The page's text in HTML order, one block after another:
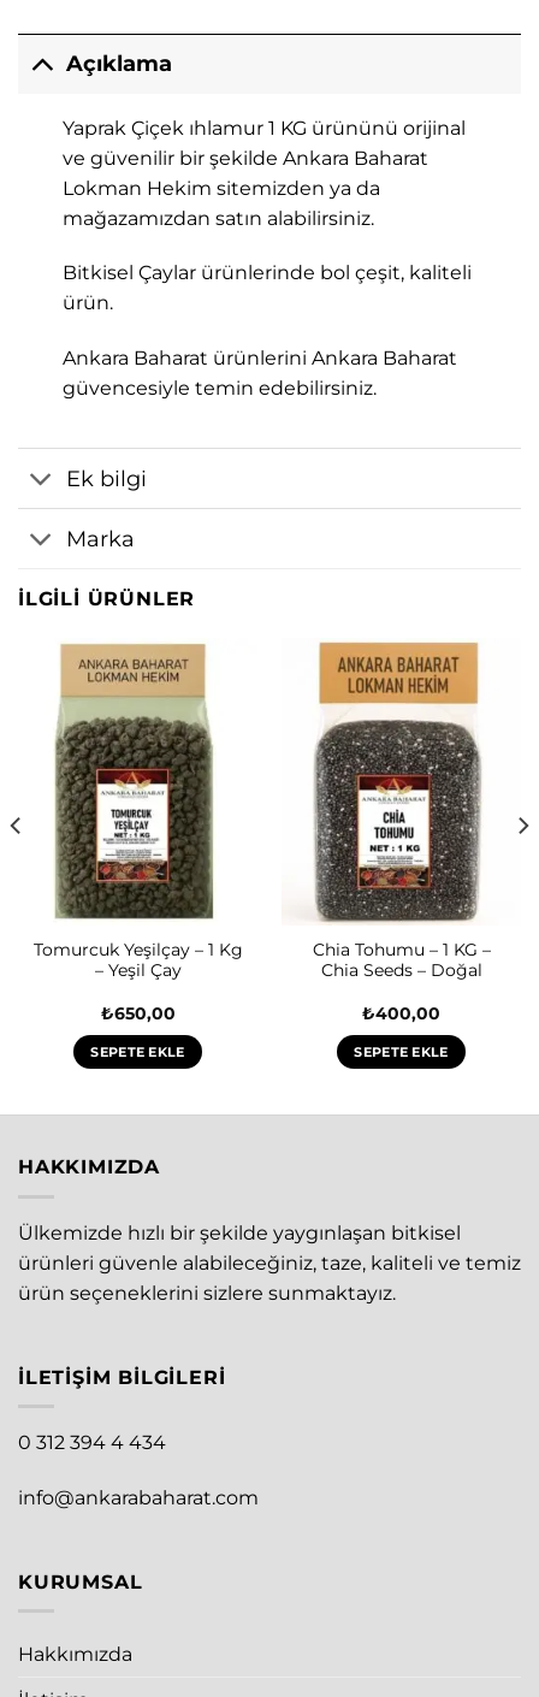
Açıklama
Yaprak Çiçek ıhlamur 1 KG ürününü orijinal
ve güvenilir bir şekilde Ankara Baharat
Lokman Hekim sitemizden ya da
mağazamızdan satın alabilirsiniz.
Bitkisel Çaylar ürünlerinde bol çeşit, kaliteli
ürün.
Ankara Baharat ürünlerini Ankara Baharat
güvencesiyle temin edebilirsiniz.
Ek bilgi
Marka
İLGILI ÜRÜNLER
Tomurcuk Yeşilçay – 1 Kg
– Yeşil Çay
₺650,00
SEPETE EKLE
Chia Tohumu – 1 KG –
Chia Seeds – Doğal
₺400,00
SEPETE EKLE
HAKKIMIZDA
Ülkemizde hızlı bir şekilde yaygınlaşan bitkisel
ürünleri güvenle alabileceğiniz, taze, kaliteli ve temiz
ürün seçeneklerini sizlere sunmaktayız.
İLETIŞIM BILGILERI
0 312 394 4 434
info@ankarabaharat.com
KURUMSAL
Hakkımızda